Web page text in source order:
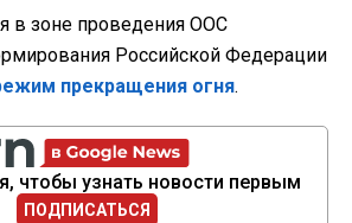
в зоне проведения ООС
Российской Федерации
прекращения огня.
чтобы узнать новости первым
ПОДПИСАТЬСЯ